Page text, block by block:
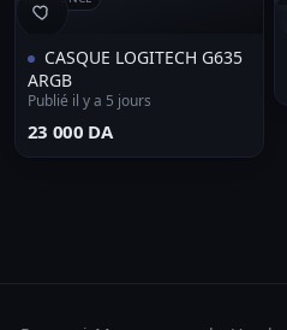
CASQUE LOGITECH G635
ARGB
Publié il y a 5 jours
⁦23 000 DA⁩